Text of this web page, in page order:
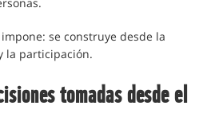
se construye desde la
la participación.
tomadas desde el